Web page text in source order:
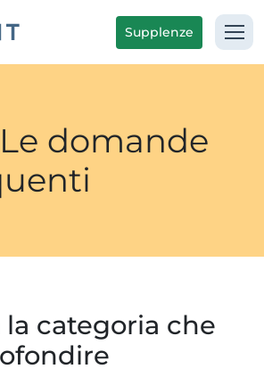
Supplenze
Le domande
la categoria che